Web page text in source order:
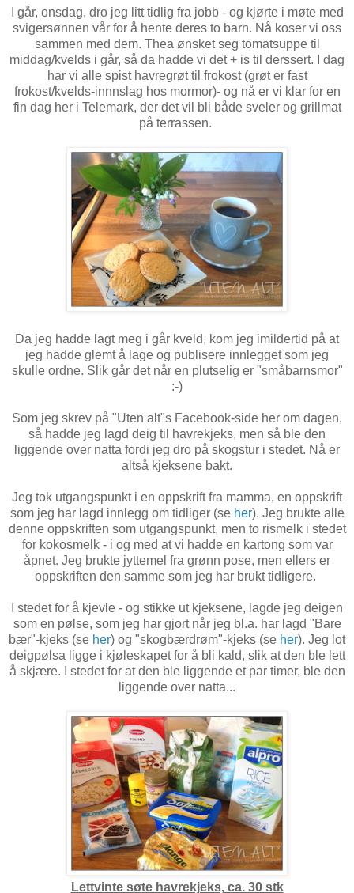
I går, onsdag, dro jeg litt tidlig fra jobb - og kjørte i møte med
svigersønnen vår for å hente deres to barn. Nå koser vi oss
sammen med dem. Thea ønsket seg tomatsuppe til
middag/kvelds i går, så da hadde vi det + is til derssert. I dag
har vi alle spist havregrøt til frokost (grøt er fast
frokost/kvelds-innnslag hos mormor)- og nå er vi klar for en
fin dag her i Telemark, der det vil bli både sveler og grillmat
på terrassen.
Da jeg hadde lagt meg i går kveld, kom jeg imildertid på at
jeg hadde glemt å lage og publisere innlegget som jeg
skulle ordne. Slik går det når en plutselig er "småbarnsmor"
:-)
Som jeg skrev på "Uten alt"s Facebook-side her om dagen,
så hadde jeg lagd deig til havrekjeks, men så ble den
liggende over natta fordi jeg dro på skogstur i stedet. Nå er
altså kjeksene bakt.
Jeg tok utgangspunkt i en oppskrift fra mamma, en oppskrift
som jeg har lagd innlegg om tidliger (se her). Jeg brukte alle
denne oppskriften som utgangspunkt, men to rismelk i stedet
for kokosmelk - i og med at vi hadde en kartong som var
åpnet. Jeg brukte jyttemel fra grønn pose, men ellers er
oppskriften den samme som jeg har brukt tidligere.
I stedet for å kjevle - og stikke ut kjeksene, lagde jeg deigen
som en pølse, som jeg har gjort når jeg bl.a. har lagd "Bare
bær"-kjeks (se her) og "skogbærdrøm"-kjeks (se her). Jeg lot
deigpølsa ligge i kjøleskapet for å bli kald, slik at den ble lett
å skjære. I stedet for at den ble liggende et par timer, ble den
liggende over natta...
Lettvinte søte havrekjeks, ca. 30 stk